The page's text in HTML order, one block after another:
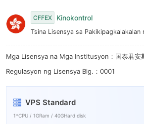
CFFEX Kinokontrol
Tsina Lisensya sa Pakikipagkalakalan
Mga Lisensya na Mga Institusyon：国泰君安
Regulasyon ng Lisensya Blg.：0001
VPS Standard
1*CPU / 1GRam / 40GHard disk